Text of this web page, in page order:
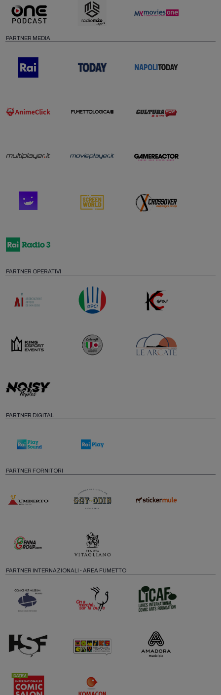
PARTNER MEDIA
PARTNER OPERATIVI
PARTNER DIGITAL
PARTNER FORNITORI
PARTNER INTERNAZIONALI - AREA FUMETTO